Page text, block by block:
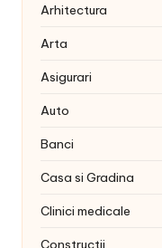
Arhitectura
Arta
Asigurari
Auto
Banci
Casa si Gradina
Clinici medicale
Constructii